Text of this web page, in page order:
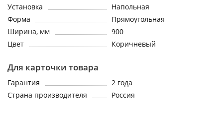
Установка
Напольная
Форма
Прямоугольная
Ширина, мм
900
Цвет
Коричневый
Для карточки товара
Гарантия
2 года
Страна производителя
Россия